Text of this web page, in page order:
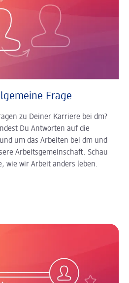
Frage
zu Deiner Karriere bei dm?
Du Antworten auf die
um das Arbeiten bei dm und
Arbeitsgemeinschaft. Schau
wie wir Arbeit anders leben.